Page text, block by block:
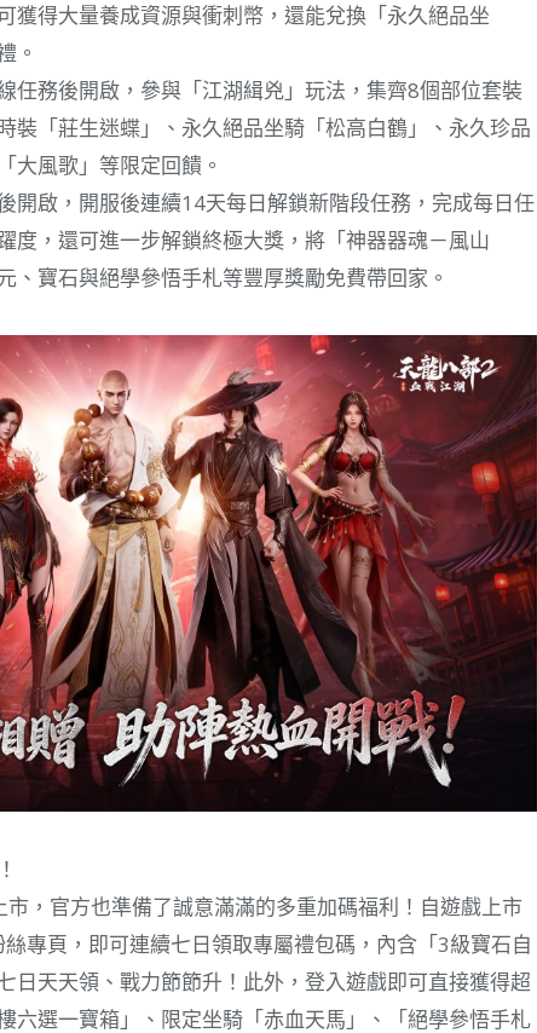
得大量養成資源與衝刺幣，還能兌換「永久絕品坐
。
任務後開啟，參與「江湖緝兇」玩法，集齊8個部位套裝
裝「莊生迷蝶」、永久絕品坐騎「松高白鶴」、永久珍品
大風歌」等限定回饋。
開啟，開服後連續14天每日解鎖新階段任務，完成每日任
度，還可進一步解鎖終極大獎，將「神器器魂－風山
、寶石與絕學參悟手札等豐厚獎勵免費帶回家。
，官方也準備了誠意滿滿的多重加碼福利！自遊戲上市
專頁，即可連續七日領取專屬禮包碼，內含「3級寶石自
日天天領、戰力節節升！此外，登入遊戲即可直接獲得超
六選一寶箱」、限定坐騎「赤血天馬」、「絕學參悟手札